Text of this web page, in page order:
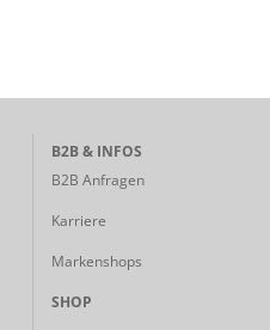
B2B & INFOS
B2B Anfragen
Karriere
Markenshops
SHOP